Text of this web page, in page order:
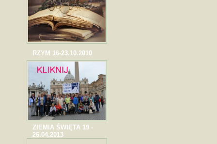
RZYM 16-23.10.2010
ZIEMIA ŚWIĘTA 19 -
26.04.2013